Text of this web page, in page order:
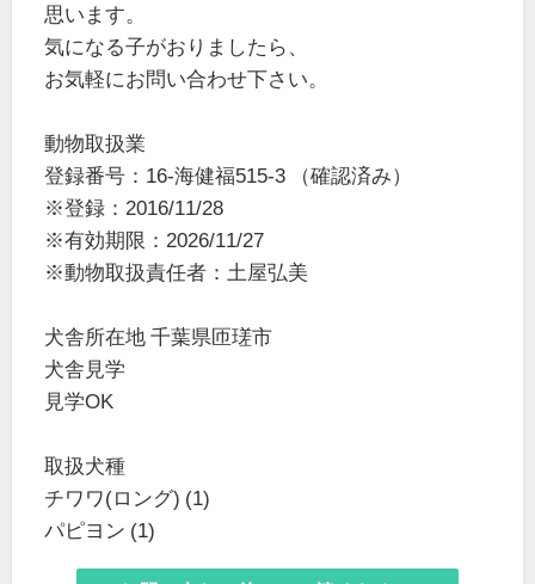
思います。
気になる子がおりましたら、
お気軽にお問い合わせ下さい。
動物取扱業
登録番号：16-海健福515-3 （確認済み）
※登録：2016/11/28
※有効期限：2026/11/27
※動物取扱責任者：土屋弘美
犬舎所在地 千葉県匝瑳市
犬舎見学
見学OK
取扱犬種
チワワ(ロング) (1)
パピヨン (1)